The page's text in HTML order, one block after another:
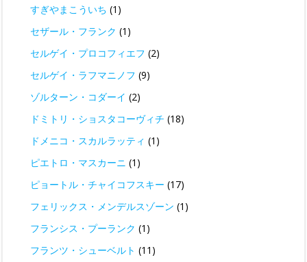
すぎやまこういち (1)
セザール・フランク (1)
セルゲイ・プロコフィエフ (2)
セルゲイ・ラフマニノフ (9)
ゾルターン・コダーイ (2)
ドミトリ・ショスタコーヴィチ (18)
ドメニコ・スカルラッティ (1)
ピエトロ・マスカーニ (1)
ピョートル・チャイコフスキー (17)
フェリックス・メンデルスゾーン (1)
フランシス・プーランク (1)
フランツ・シューベルト (11)